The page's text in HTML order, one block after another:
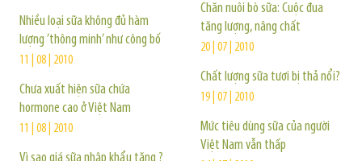
Nhiều loại sữa không đủ hàm
lượng ’thông minh’ như công bố
11 | 08 | 2010
Chưa xuất hiện sữa chứa
hormone cao ở Việt Nam
11 | 08 | 2010
Chăn nuôi bò sữa: Cuộc đua
tăng lượng, nâng chất
20 | 07 | 2010
Chất lượng sữa tươi bị thả nổi?
19 | 07 | 2010
Mức tiêu dùng sữa của người
Việt Nam vẫn thấp